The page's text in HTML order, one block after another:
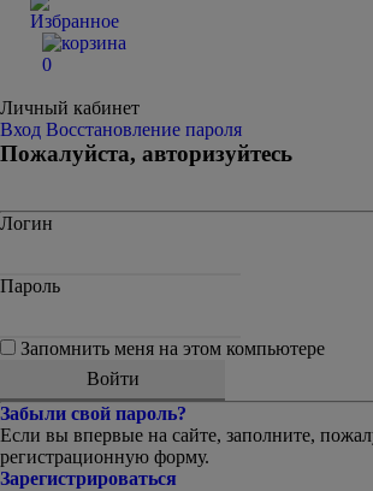
0
Личный кабинет
Вход Восстановление пароля
Пожалуйста, авторизуйтесь
Логин
Пароль
Запомнить меня на этом компьютере
Забыли свой пароль?
Если вы впервые на сайте, заполните,
регистрационную форму.
Зарегистрироваться